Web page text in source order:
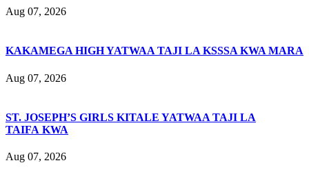
Aug 07, 2026
KAKAMEGA HIGH YATWAA TAJI LA KSSSA KWA MARA
Aug 07, 2026
ST. JOSEPH’S GIRLS KITALE YATWAA TAJI LA
TAIFA KWA
Aug 07, 2026